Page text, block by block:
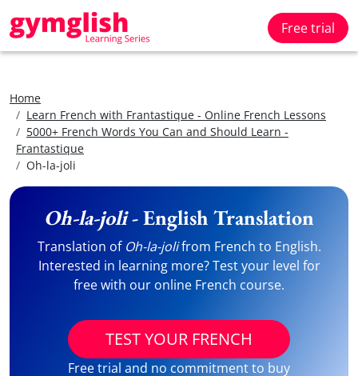
Free trial
Home
Learn French with Frantastique - Online French Lessons
5000+ French Words You Can and Should Learn -
Frantastique
Oh-la-joli
Oh-la-joli- English Translation
Translation of Oh-la-jolifrom French to English.
Interested in learning more? Test your level for
free with our online French course.
TEST YOUR FRENCH
Free trial and no commitment to buy